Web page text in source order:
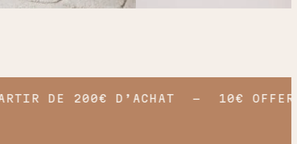
DE 200€ D’ACHAT 10€ OFFERTS